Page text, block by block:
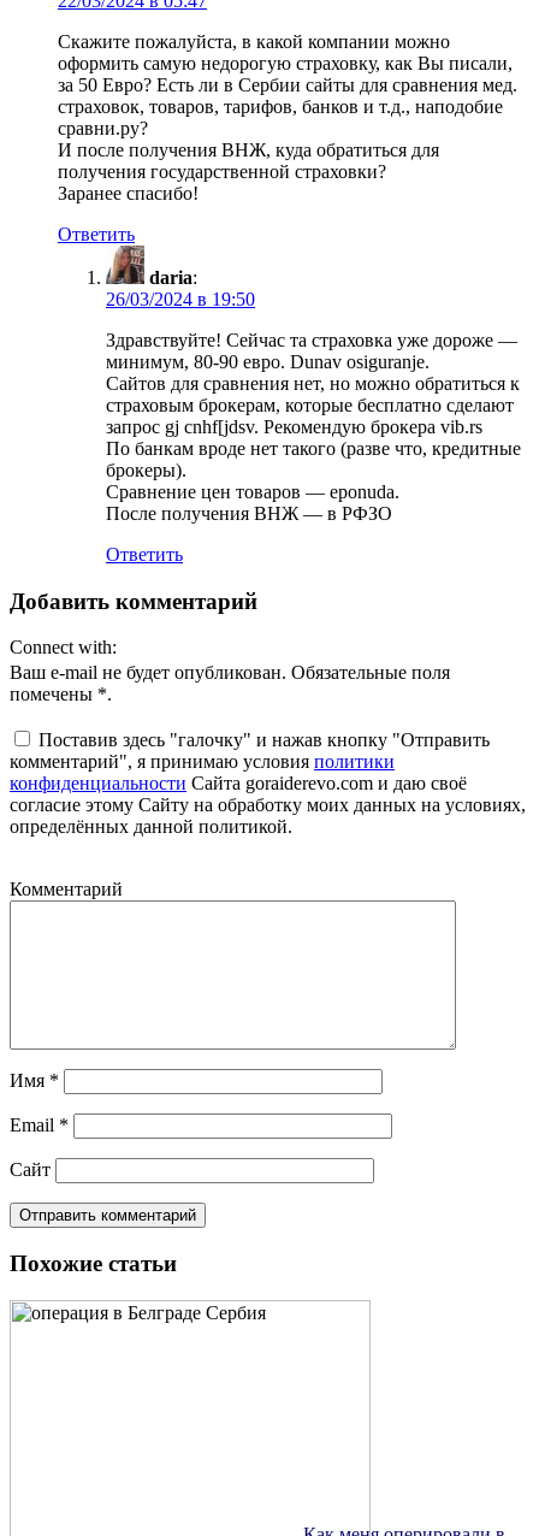
Скажите пожалуйста, в какой компании можно
оформить самую недорогую страховку, как Вы писали,
за 50 Евро? Есть ли в Сербии сайты для сравнения мед.
страховок, товаров, тарифов, банков и т.д., наподобие
сравни.ру?
И после получения ВНЖ, куда обратиться для
получения государственной страховки?
Заранее спасибо!
Ответить
daria:
26/03/2024 в 19:50
Здравствуйте! Сейчас та страховка уже дороже —
минимум, 80-90 евро. Dunav osiguranje.
Сайтов для сравнения нет, но можно обратиться к
страховым брокерам, которые бесплатно сделают
запрос gj cnhf[jdsv. Рекомендую брокера vib.rs
По банкам вроде нет такого (разве что, кредитные
брокеры).
Сравнение цен товаров — eponuda.
После получения ВНЖ — в РФЗО
Ответить
Добавить комментарий
Connect with:
Ваш e-mail не будет опубликован. Обязательные поля
помечены *.
Поставив здесь "галочку" и нажав кнопку "Отправить
комментарий", я принимаю условия политики
конфиденциальности Сайта goraiderevo.com и даю своё
согласие этому Сайту на обработку моих данных на условиях,
определённых данной политикой.
Комментарий
Имя *
Email *
Сайт
Похожие статьи